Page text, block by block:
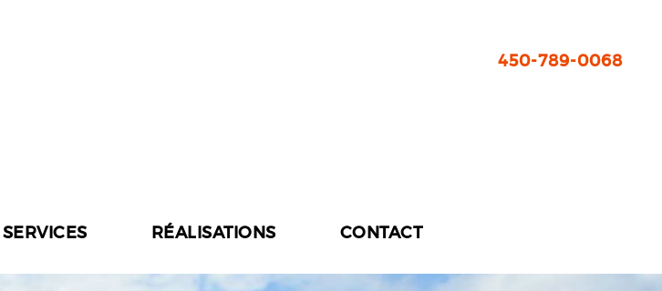
450-789-0068
SERVICES RÉALISATIONS CONTACT